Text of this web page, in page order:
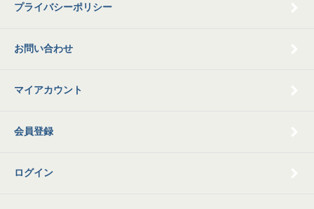
プライバシーポリシー
お問い合わせ
マイアカウント
会員登録
ログイン